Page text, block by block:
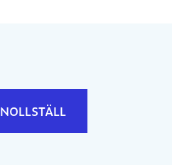
NOLLSTÄLL